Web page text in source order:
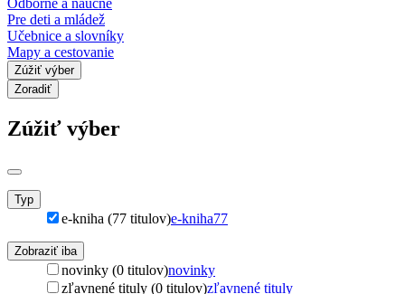
Pre deti a mládež
Učebnice a slovníky
Mapy a cestovanie
Zúžiť výber
Zoradiť
Zúžiť výber
Typ
e-kniha (77 titulov)e-kniha77
Zobraziť iba
novinky (0 titulov)novinky
zľavnené tituly (0 titulov)zľavnené tituly